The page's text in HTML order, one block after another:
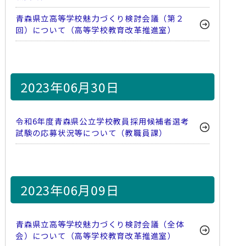
青森県立高等学校魅力づくり検討会議（第２
回）について（高等学校教育改革推進室）
2023年06月30日
令和6年度青森県公立学校教員採用候補者選考
試験の応募状況等について（教職員課）
2023年06月09日
青森県立高等学校魅力づくり検討会議（全体
会）について（高等学校教育改革推進室）